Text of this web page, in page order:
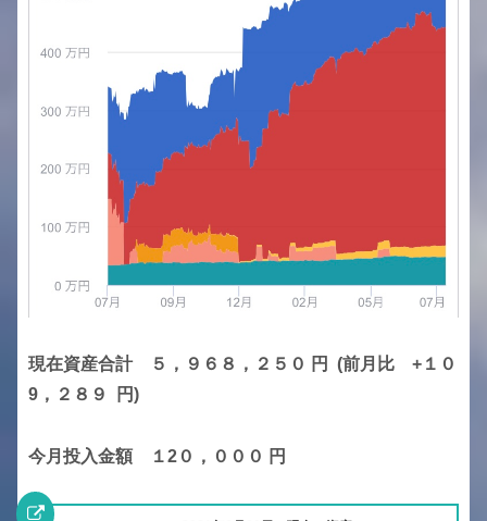
現在資産合計 ５，９６８，２５０ 円 (前月比 +１０
9，２８９ 円)
今月投入金額 １2０，０００ 円